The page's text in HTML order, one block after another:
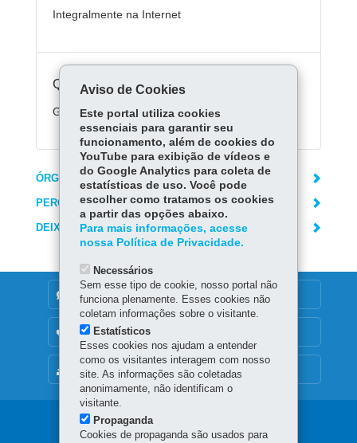
Integralmente na Internet
Quanto custa:
Gratuito.
ÓRGÃO RESPONSÁVEL
PERGUNTAS FREQUENTES
DEIXE SUA OPINIÃO
MAPA DO SITE
DENUNCIE CORRUPÇÃO
OUVIDORIA
Navegação
Aviso de Cookies
Este portal utiliza cookies
essenciais para garantir seu
funcionamento, além de cookies do
YouTube para exibição de vídeos e
do Google Analytics para coleta de
estatísticas de uso. Você pode
escolher como tratamos os cookies
a partir das opções abaixo.
Para mais informações, acesse
nossa Política de Privacidade.
Necessários
Sem esse tipo de cookie, nosso portal não
funciona plenamente. Esses cookies não
coletam informações sobre o visitante.
Estatísticos
Esses cookies nos ajudam a entender
como os visitantes interagem com nosso
site. As informações são coletadas
anonimamente, não identificam o
visitante.
Propaganda
Cookies de propaganda são usados para